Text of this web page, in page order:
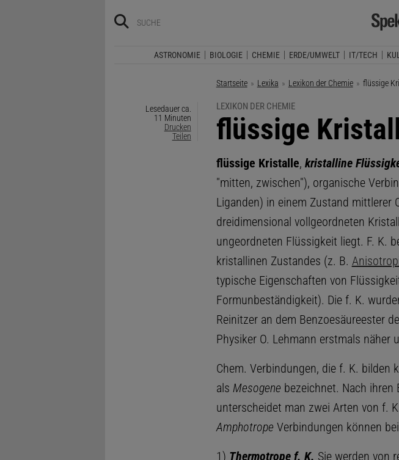
ASTRONOMIE BIOLOGIE CHEMIE ERDE/UMWELT IT/TECH
Startseite Lexika Lexikon der Chemie Aktuelle
flüssige
Lesedauer ca.
11 Minuten
Drucken
Teilen
LEXIKON DER CHEMIE
:
flüssige
flüssige Kristalle, kristalline
"mitten, zwischen"), organische
Liganden) in einem Zustand mittlerer
dreidimensional vollgeordneten
ungeordneten Flüssigkeit liegt. F. K.
kristallinen Zustandes (z. B.
typische Eigenschaften von
Formunbeständigkeit). Die f. K.
Reinitzer an dem Benzoesäureester
Physiker O. Lehmann erstmals näher
Chem. Verbindungen, die f. K. bilden
als Mesogene bezeichnet. Nach ihren
unterscheidet man zwei Arten von f.
Amphotrope Verbindungen können
1) Thermotrope f. K. Sie werden von